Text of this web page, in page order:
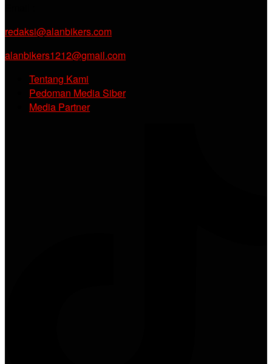
redaksi@alanbikers.com
alanbikers1212@gmail.com
Tentang Kami
Pedoman Media Siber
Media Partner